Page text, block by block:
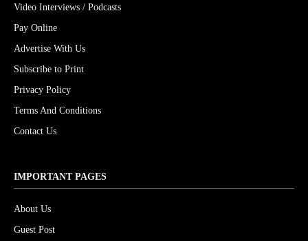
Video Interviews / Podcasts
Pay Online
Advertise With Us
Subscribe to Print
Privacy Policy
Terms And Conditions
Contact Us
IMPORTANT PAGES
About Us
Guest Post